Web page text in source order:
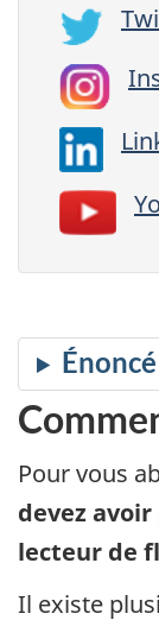
Pour vous
devez
lecteur de
Il existe